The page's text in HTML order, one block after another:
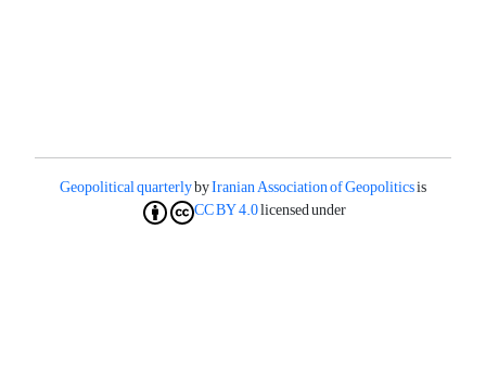
Geopolitical quarterlybyIranian Association of Geopoliticsis
licensed under
CC BY 4.0